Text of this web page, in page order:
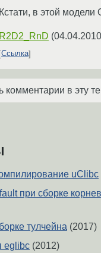
Кстати, в этой модели
R2D2_RnD (
Ссылка
комментарии в эту
uClibc
при сборке
тулчейна (2017)
eglibc (2012)